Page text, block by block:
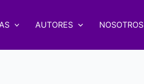
AUTORES NOSOTROS